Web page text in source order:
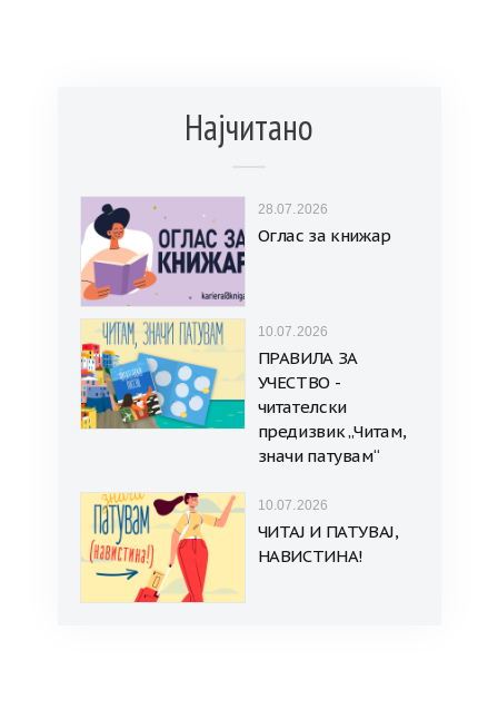
Најчитано
28.07.2026
Оглас за книжар
10.07.2026
ПРАВИЛА ЗА
УЧЕСТВО -
читателски
предизвик „Читам,
значи патувам“
10.07.2026
ЧИТАЈ И ПАТУВАЈ,
НАВИСТИНА!